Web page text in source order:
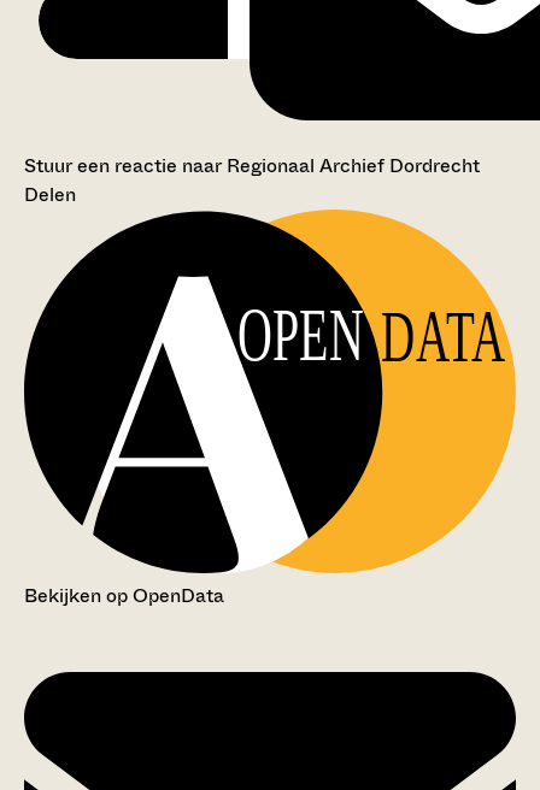
Stuur een reactie naar Regionaal Archief Dordrecht
Delen
OPEN DATA
Bekijken op OpenData